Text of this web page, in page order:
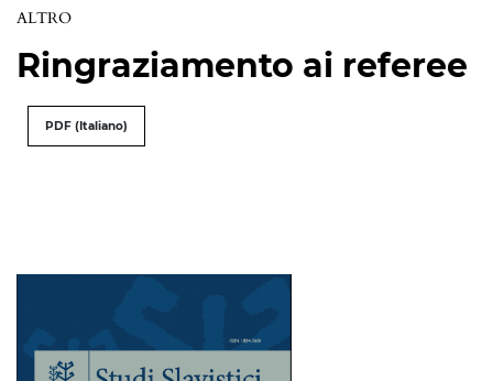
ALTRO
Ringraziamento ai referee
PDF (Italiano)